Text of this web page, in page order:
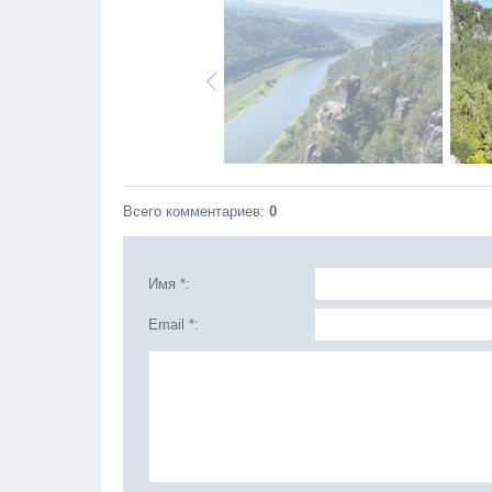
Всего комментариев: 0
Имя *:
Email *: